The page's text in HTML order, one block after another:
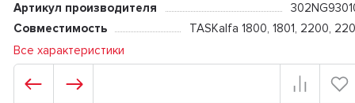
Артикул производителя
Совместимость
TASKalfa 1800, 1801, 2200,
Все характеристики